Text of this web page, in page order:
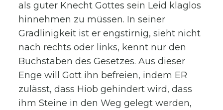
als guter Knecht Gottes sein Leid klaglos
hinnehmen zu müssen. In seiner
Gradlinigkeit ist er engstirnig, sieht nicht
nach rechts oder links, kennt nur den
Buchstaben des Gesetzes. Aus dieser
Enge will Gott ihn befreien, indem ER
zulässt, dass Hiob gehindert wird, dass
ihm Steine in den Weg gelegt werden,